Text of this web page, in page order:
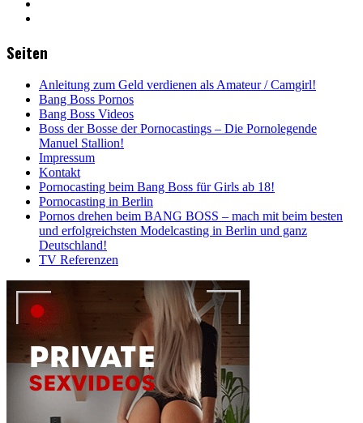
Seiten
Anleitung zum Geld verdienen als Amateur / Camgirl!
Bang Boss Pornos
Bang Boss Videos
Boss der Bosse der Pornocastings – Die Pornolegende
Manuel Stallion!
Impressum
Kontakt
Pornocasting beim Bang Boss für Girls ab 18!
Pornocasting in Berlin
Pornos drehen beim BANG BOSS – mach mit beim besten
und erfolgreichsten Modelcasting in Berlin und ganz
Deutschland!
TV Referenzen